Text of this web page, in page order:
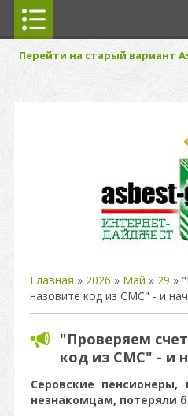
Перейти на старый вариант
Главная » 2026 » Май » 29 »
назовите код из СМС" - и
"Проверяем
код из СМС" - и
Серовские
незнакомцам, потеряли